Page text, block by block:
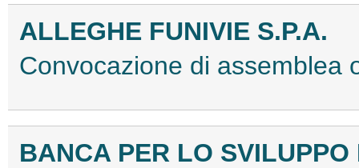
ALLEGHE FUNIVIE S.P.A.
Convocazione di assemblea
BANCA PER LO